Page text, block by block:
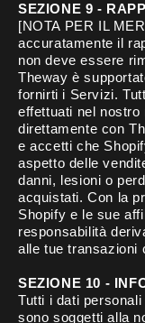
SEZIONE 9 -
[NOTA PER IL
accuratamente il
non deve essere
Theway è
fornirti i Servizi.
effettuati nel nostro
direttamente con
e accetti che
aspetto delle
danni, lesioni o
acquistati. Con la
Shopify e le sue
responsabilità
alle tue transazioni
SEZIONE 10 -
Tutti i dati
sono soggetti alla